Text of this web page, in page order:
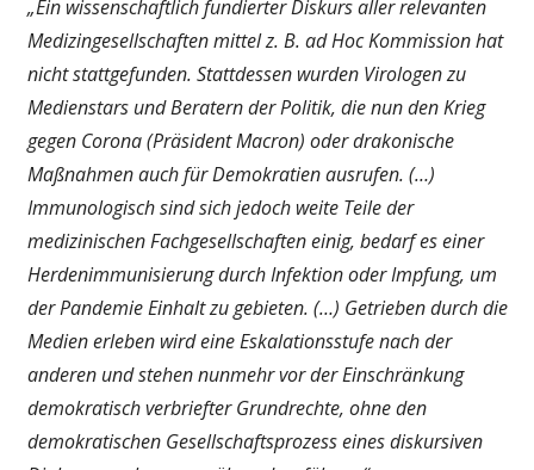
„Ein wissenschaftlich fundierter Diskurs aller relevanten
Medizingesellschaften mittel z. B. ad Hoc Kommission hat
nicht stattgefunden. Stattdessen wurden Virologen zu
Medienstars und Beratern der Politik, die nun den Krieg
gegen Corona (Präsident Macron) oder drakonische
Maßnahmen auch für Demokratien ausrufen. (…)
Immunologisch sind sich jedoch weite Teile der
medizinischen Fachgesellschaften einig, bedarf es einer
Herdenimmunisierung durch Infektion oder Impfung, um
der Pandemie Einhalt zu gebieten. (…) Getrieben durch die
Medien erleben wird eine Eskalationsstufe nach der
anderen und stehen nunmehr vor der Einschränkung
demokratisch verbriefter Grundrechte, ohne den
demokratischen Gesellschaftsprozess eines diskursiven